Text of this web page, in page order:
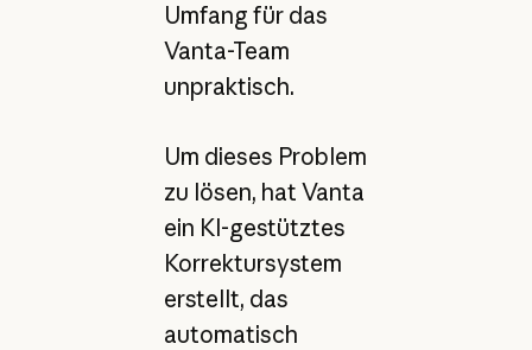
Umfang für das
Vanta-Team
unpraktisch.
Um dieses Problem
zu lösen, hat Vanta
ein KI-gestütztes
Korrektursystem
erstellt, das
automatisch